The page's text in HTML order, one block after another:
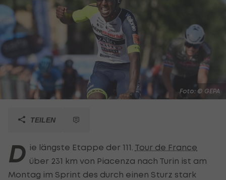
Foto: © GEPA
TEILEN
D ie längste Etappe der 111. Tour de France
über 231 km von Piacenza nach Turin ist am
Montag im Sprint des durch einen Sturz stark